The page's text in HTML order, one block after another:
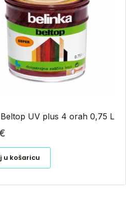
UV plus 4 orah 0,75 L
u košaricu